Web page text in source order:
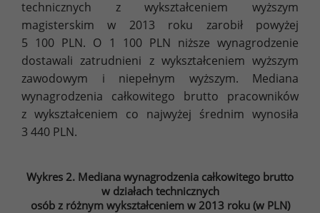
technicznych z wykształceniem wyższym
magisterskim w 2013 roku zarobił powyżej
5 100 PLN. O 1 100 PLN niższe wynagrodzenie
dostawali zatrudnieni z wykształceniem wyższym
zawodowym i niepełnym wyższym. Mediana
wynagrodzenia całkowitego brutto pracowników
z wykształceniem co najwyżej średnim wynosiła
3 440 PLN.
Wykres 2. Mediana wynagrodzenia całkowitego brutto
w działach technicznych
osób z różnym wykształceniem w 2013 roku (w PLN)